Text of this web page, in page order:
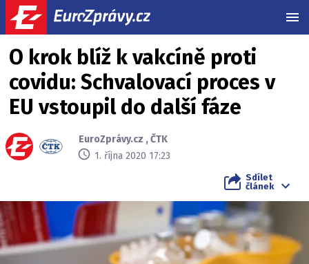
O krok blíž k vakcíně proti
covidu: Schvalovací proces v
EU vstoupil do další fáze
EuroZprávy.cz ,ČTK
1. října 2020 17:23
Sdílet
článek